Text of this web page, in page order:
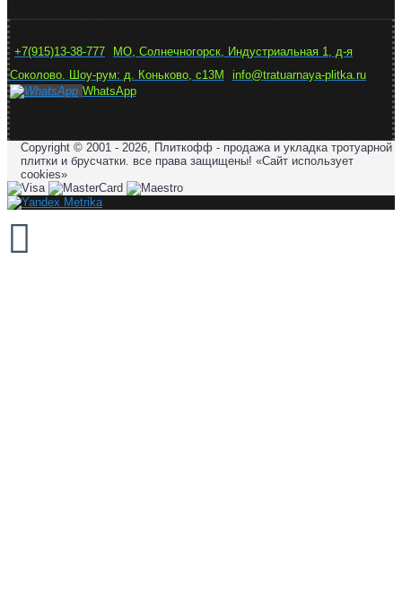
+7(915)13-38-777
МО, Солнечногорск, Индустриальная 1, д-я
Соколово. Шоу-рум: д. Коньково, с13М
info@tratuarnaya-plitka.ru
WhatsApp
Copyright © 2001 - 2026, Плиткофф - продажа и укладка тротуарной
плитки и брусчатки. все права защищены! «Сайт использует
cookies»